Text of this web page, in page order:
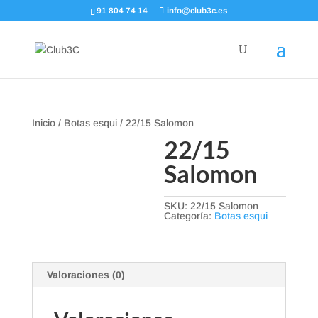
91 804 74 14 info@club3c.es
Inicio/ Botas esqui/ 22/15 Salomon
22/15
Salomon
SKU: 22/15 Salomon
Categoría: Botas esqui
Valoraciones (0)